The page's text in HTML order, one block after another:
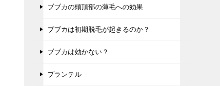
ブブカの頭頂部の薄毛への効果
ブブカは初期脱毛が起きるのか？
ブブカは効かない？
プランテル